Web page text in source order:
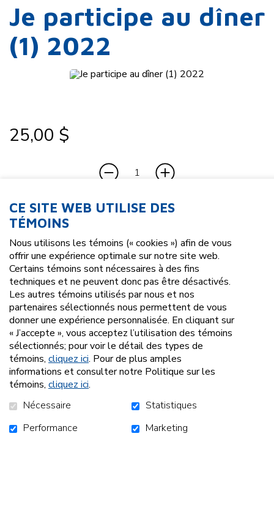
Je participe au dîner
(1) 2022
25,00 $
AJOUTER AU PANIER
ACCUEIL CAMPAGNES
NOUVELLES
S'ABONNER À L'INFOLETTRE
CE SITE WEB UTILISE DES
TÉMOINS
Nous utilisons les témoins (« cookies ») afin de vous
offrir une expérience optimale sur notre site web.
Certains témoins sont nécessaires à des fins
techniques et ne peuvent donc pas être désactivés.
Les autres témoins utilisés par nous et nos
partenaires sélectionnés nous permettent de vous
donner une expérience personnalisée. En cliquant sur
« J’accepte », vous acceptez l’utilisation des témoins
sélectionnés; pour voir le détail des types de
témoins, cliquez ici. Pour de plus amples
informations et consulter notre Politique sur les
témoins, cliquez ici.
Nécessaire
Statistiques
Performance
Marketing